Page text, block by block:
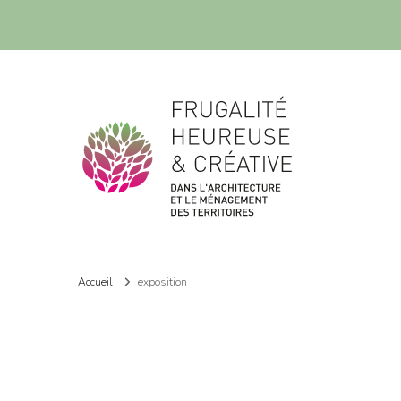
Frugalité dans l'architecture et le ménagement des territoires
Accueil exposition